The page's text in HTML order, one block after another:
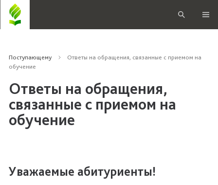
Поступающему
Ответы на обращения, связанные с приемом на
обучение
Ответы на обращения,
связанные с приемом на
обучение
Уважаемые абитуриенты!